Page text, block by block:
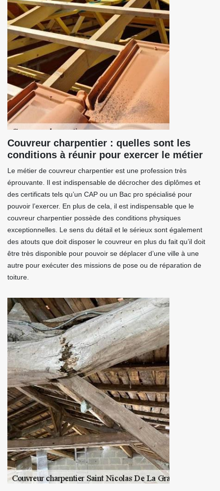
Couvreur charpentier : quelles sont les
conditions à réunir pour exercer le métier
Le métier de couvreur charpentier est une profession très
éprouvante. Il est indispensable de décrocher des diplômes et
des certificats tels qu’un CAP ou un Bac pro spécialisé pour
pouvoir l’exercer. En plus de cela, il est indispensable que le
couvreur charpentier possède des conditions physiques
exceptionnelles. Le sens du détail et le sérieux sont également
des atouts que doit disposer le couvreur en plus du fait qu’il doit
être très disponible pour pouvoir se déplacer d’une ville à une
autre pour exécuter des missions de pose ou de réparation de
toiture.